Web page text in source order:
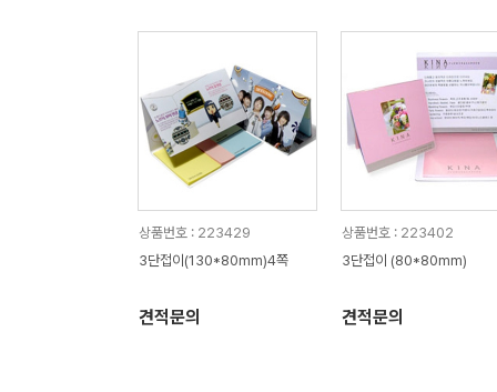
상품번호 : 223429
3단접이(130*80mm)4쪽
견적문의
상품번호 : 223402
3단접이 (80*80mm)
견적문의